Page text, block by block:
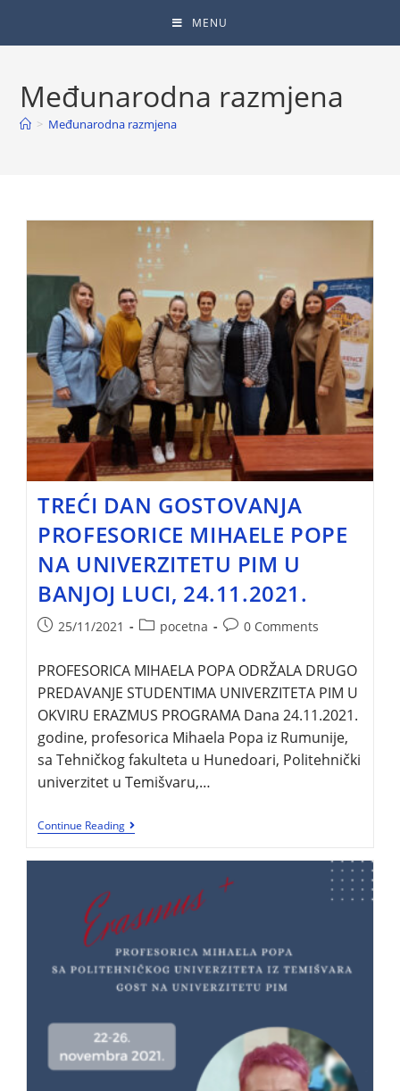
MENU
Međunarodna razmjena
> Međunarodna razmjena
TREĆI DAN GOSTOVANJA
PROFESORICE MIHAELE POPE
NA UNIVERZITETU PIM U
BANJOJ LUCI, 24.11.2021.
25/11/2021 pocetna 0 Comments
PROFESORICA MIHAELA POPA ODRŽALA DRUGO
PREDAVANJE STUDENTIMA UNIVERZITETA PIM U
OKVIRU ERAZMUS PROGRAMA Dana 24.11.2021.
godine, profesorica Mihaela Popa iz Rumunije,
sa Tehničkog fakulteta u Hunedoari, Politehnički
univerzitet u Temišvaru,…
Continue Reading